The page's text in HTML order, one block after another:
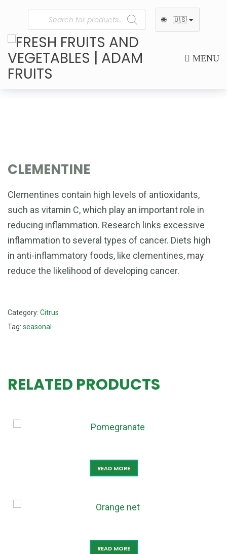
MENU
🌐 🇺🇸
CLEMENTINE
Clementines contain high levels of antioxidants,
such as vitamin C, which play an important role in
reducing inflammation. Research links excessive
inflammation to several types of cancer. Diets high
in anti-inflammatory foods, like clementines, may
reduce the likelihood of developing cancer.
Category: Citrus
Tag: seasonal
RELATED PRODUCTS
READ MORE
READ MORE